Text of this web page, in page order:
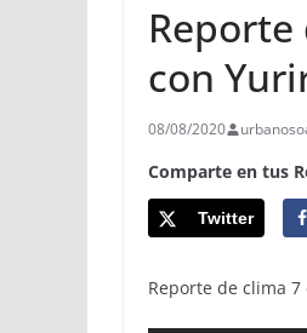
con
08/08/2020
Comparte en tus
Twitter
Reporte de clima